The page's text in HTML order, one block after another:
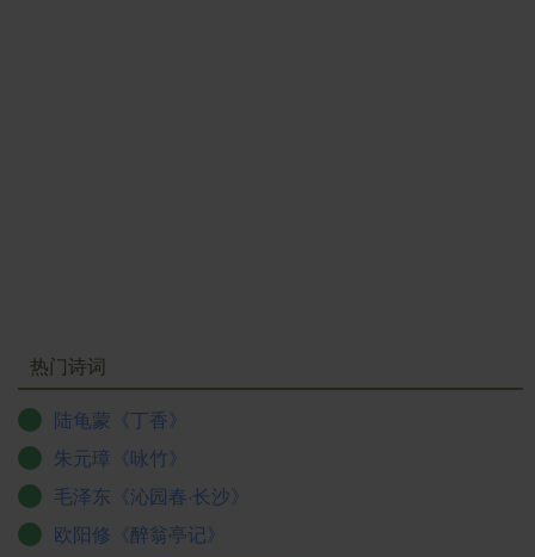
热门诗词
陆龟蒙《丁香》
朱元璋《咏竹》
毛泽东《沁园春·长沙》
欧阳修《醉翁亭记》